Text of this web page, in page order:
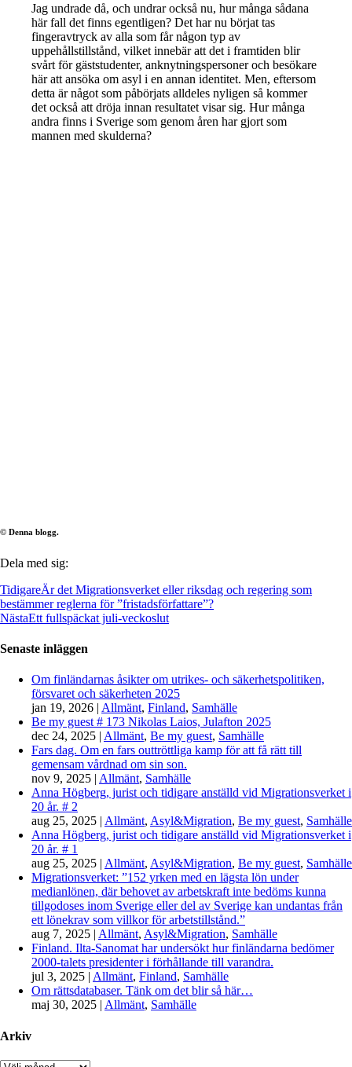
Jag undrade då, och undrar också nu, hur många sådana
här fall det finns egentligen? Det har nu börjat tas
fingeravtryck av alla som får någon typ av
uppehållstillstånd, vilket innebär att det i framtiden blir
svårt för gäststudenter, anknytningspersoner och besökare
här att ansöka om asyl i en annan identitet. Men, eftersom
detta är något som påbörjats alldeles nyligen så kommer
det också att dröja innan resultatet visar sig. Hur många
andra finns i Sverige som genom åren har gjort som
mannen med skulderna?
© Denna blogg.
Dela med sig:
TidigareÄr det Migrationsverket eller riksdag och regering som
bestämmer reglerna för ”fristadsförfattare”?
NästaEtt fullspäckat juli-veckoslut
Senaste inläggen
Om finländarnas åsikter om utrikes- och säkerhetspolitiken,
försvaret och säkerheten 2025
jan 19, 2026 | Allmänt, Finland, Samhälle
Be my guest # 173 Nikolas Laios, Julafton 2025
dec 24, 2025 | Allmänt, Be my guest, Samhälle
Fars dag. Om en fars outtröttliga kamp för att få rätt till
gemensam vårdnad om sin son.
nov 9, 2025 | Allmänt, Samhälle
Anna Högberg, jurist och tidigare anställd vid Migrationsverket i
20 år. # 2
aug 25, 2025 | Allmänt, Asyl&Migration, Be my guest, Samhälle
Anna Högberg, jurist och tidigare anställd vid Migrationsverket i
20 år. # 1
aug 25, 2025 | Allmänt, Asyl&Migration, Be my guest, Samhälle
Migrationsverket: ”152 yrken med en lägsta lön under
medianlönen, där behovet av arbetskraft inte bedöms kunna
tillgodoses inom Sverige eller del av Sverige kan undantas från
ett lönekrav som villkor för arbetstillstånd.”
aug 7, 2025 | Allmänt, Asyl&Migration, Samhälle
Finland. Ilta-Sanomat har undersökt hur finländarna bedömer
2000-talets presidenter i förhållande till varandra.
jul 3, 2025 | Allmänt, Finland, Samhälle
Om rättsdatabaser. Tänk om det blir så här…
maj 30, 2025 | Allmänt, Samhälle
Arkiv